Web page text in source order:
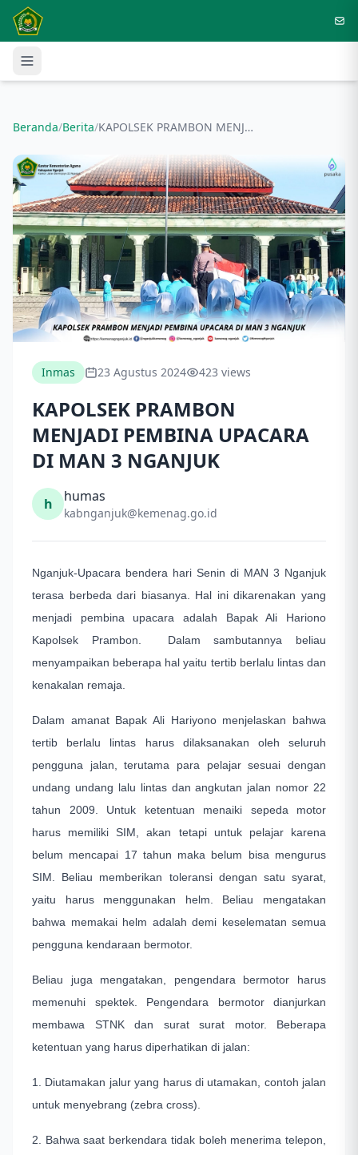
Langsung ke konten utama
Beranda/Berita/ KAPOLSEK PRAMBON MENJADI PEMBINA UPACARA DI MAN 3 NGANJUK
Inmas 23 Agustus 2024 423 views
KAPOLSEK PRAMBON
MENJADI PEMBINA UPACARA
DI MAN 3 NGANJUK
h humas
kabnganjuk@kemenag.go.id
Nganjuk-Upacara bendera hari Senin di MAN 3 Nganjuk
terasa berbeda dari biasanya. Hal ini dikarenakan yang
menjadi pembina upacara adalah Bapak Ali Hariono
Kapolsek Prambon. Dalam sambutannya beliau
menyampaikan beberapa hal yaitu tertib berlalu lintas dan
kenakalan remaja.
Dalam amanat Bapak Ali Hariyono menjelaskan bahwa
tertib berlalu lintas harus dilaksanakan oleh seluruh
pengguna jalan, terutama para pelajar sesuai dengan
undang undang lalu lintas dan angkutan jalan nomor 22
tahun 2009. Untuk ketentuan menaiki sepeda motor
harus memiliki SIM, akan tetapi untuk pelajar karena
belum mencapai 17 tahun maka belum bisa mengurus
SIM. Beliau memberikan toleransi dengan satu syarat,
yaitu harus menggunakan helm. Beliau mengatakan
bahwa memakai helm adalah demi keselematan semua
pengguna kendaraan bermotor.
Beliau juga mengatakan, pengendara bermotor harus
memenuhi spektek. Pengendara bermotor dianjurkan
membawa STNK dan surat surat motor. Beberapa
ketentuan yang harus diperhatikan di jalan:
1. Diutamakan jalur yang harus di utamakan, contoh jalan
untuk menyebrang (zebra cross).
2. Bahwa saat berkendara tidak boleh menerima telepon,